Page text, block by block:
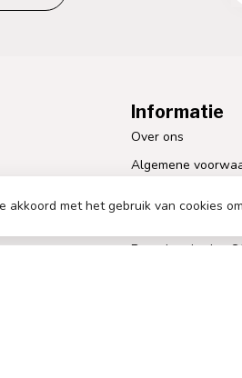
Informatie
Over ons
Algemene
Betaalmethoden
akkoord met het gebruik van cookies